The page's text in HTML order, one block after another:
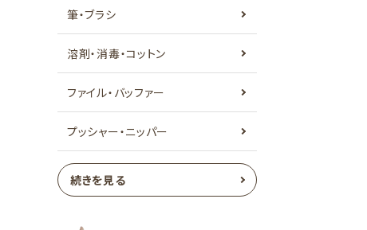
筆・ブラシ
溶剤・消毒・コットン
ファイル・バッファー
プッシャー・ニッパー
続きを見る